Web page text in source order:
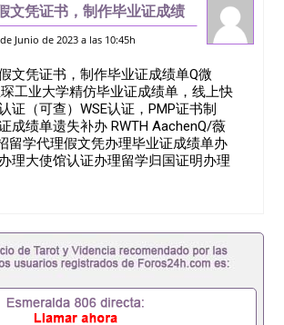
文凭证书，制作毕业证成绩
亚琛工业大学精仿毕业
，PMP证书制作，国外
Junio de 2023 a las 10:45h
文凭证书，制作毕业证成绩单Q微
工业大学精仿毕业证成绩单，线上快
证（可查）WSE认证，PMP证书制
成绩单遗失补办 RWTH AachenQ/薇
留学代理假文凭办理毕业证成绩单办
理大使馆认证办理留学归国证明办理
理学位证书办理美国文凭办理澳洲文
、毕业证+成绩单+留学回国人员证明
取通知书，雅思。（全套留学回国必
父母及亲朋好友一份完美交代）；
学校、转学，甚至是申请工签都可以
上述材料，随时都可以安排办理，毕业